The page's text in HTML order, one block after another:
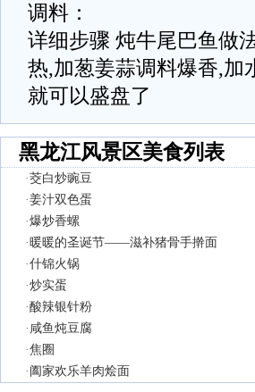
调料：
详细步骤 炖牛尾巴鱼做
热,加葱姜蒜调料爆香,加
就可以盛盘了
黑龙江风景区美食列表
·茭白炒豌豆
·姜汁双色蛋
·爆炒香螺
·暖暖的圣诞节——滋补猪骨手擀面
·什锦火锅
·炒实蛋
·酸辣银针粉
· 咸鱼炖豆腐
·焦圈
· 阖家欢乐羊肉烩面